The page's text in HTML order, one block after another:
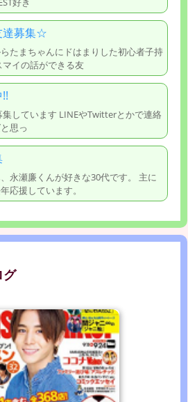
募集☆
たまちゃんにドはまりした初心者子持
イの話ができる友
しています LINEやTwitterとかで連絡
思っ
永瀬廉くんが好きな30代です。 主に
応援しています。
グ